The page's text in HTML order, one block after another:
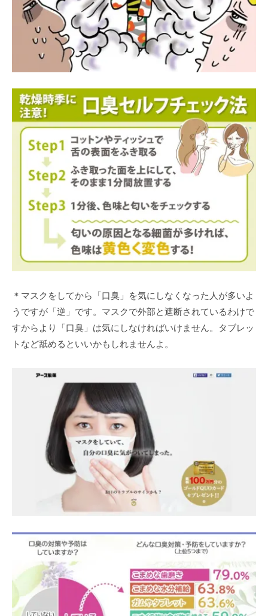
＊マスクをしてから「口臭」を気にしなくなった人が多いよ
うですが「逆」です。マスクで外部と遮断されているわけで
すからより「口臭」は気にしなければいけません。タブレッ
トなど舐めるといいかもしれませんよ。